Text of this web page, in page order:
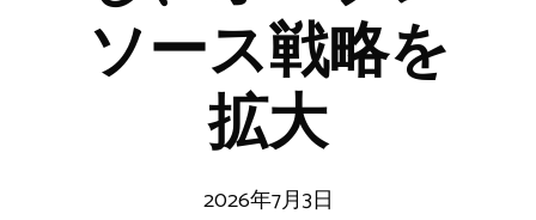
ソース戦略を
拡大
2026年7月3日